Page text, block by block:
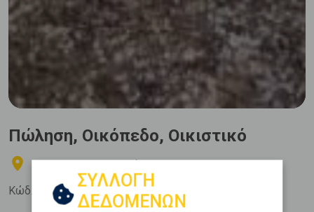
Πώληση, Οικόπεδο, Οικιστικό
ΣΑΛΑΜΙΝΑ - Αιάντειο
Κώδ. Ακινήτου: 335940
ΣΥΛΛΟΓΗ
ΔΕΔΟΜΕΝΩΝ